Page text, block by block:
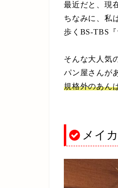
最近だと、現
ちなみに、私
歩くBS-TBS
そんな大人気
パン屋さんが
規格外のあん
メイ